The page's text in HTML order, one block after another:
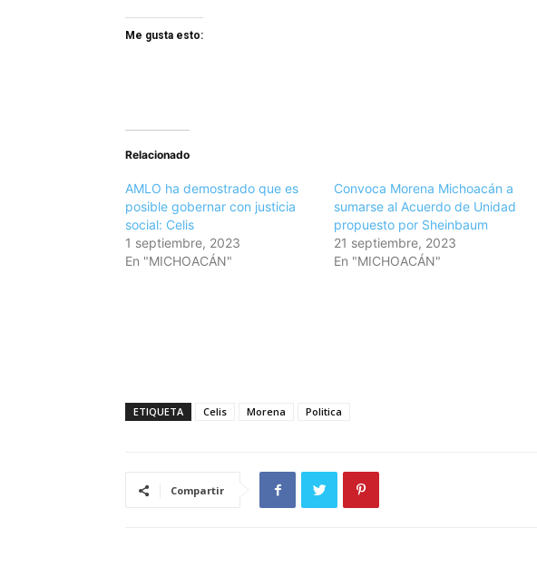
Me gusta esto:
Relacionado
AMLO ha demostrado que es
posible gobernar con justicia
social: Celis
1 septiembre, 2023
En "MICHOACÁN"
Convoca Morena Michoacán a
sumarse al Acuerdo de Unidad
propuesto por Sheinbaum
21 septiembre, 2023
En "MICHOACÁN"
ETIQUETA Celis Morena Politica
Compartir